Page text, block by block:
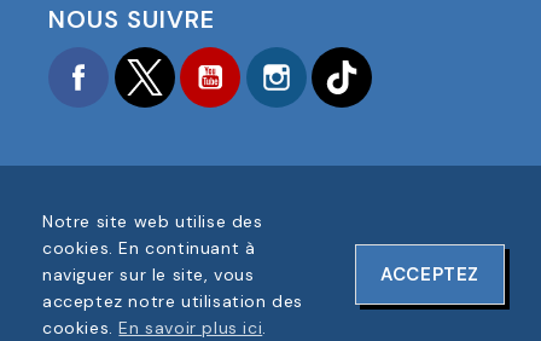
NOUS SUIVRE
FacebookTwitter YouTubeInstagram
COPYRIGHT © 2025 FOOTBALL AMERICA UK TOUS
DROITS RÉSERVÉS
NUMÉRO D'ENREGISTREMENT DE L'ENTREPRISE :
06354287
Notre site web utilise des
cookies. En continuant à
naviguer sur le site, vous
acceptez notre utilisation des
cookies.En savoir plus ici.
ACCEPTEZ